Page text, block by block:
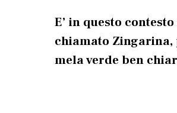
E’ in questo
chiamato
mela verde ben